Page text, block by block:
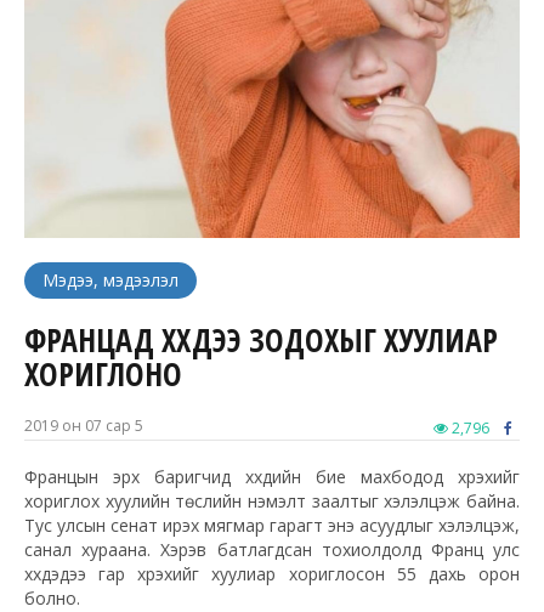
Мэдээ, мэдээлэл
ФРАНЦАД ХҮҮХДЭЭ ЗОДОХЫГ ХУУЛИАР
ХОРИГЛОНО
2019 он 07 сар 5 2,796
Францын эрх баригчид хүүхдийн бие махбодод хүрэхийг
хориглох хуулийн төслийн нэмэлт заалтыг хэлэлцэж байна.
Тус улсын сенат ирэх мягмар гарагт энэ асуудлыг хэлэлцэж,
санал хураана. Хэрэв батлагдсан тохиолдолд Франц улс
хүүхдэдээ гар хүрэхийг хуулиар хориглосон 55 дахь орон
болно.